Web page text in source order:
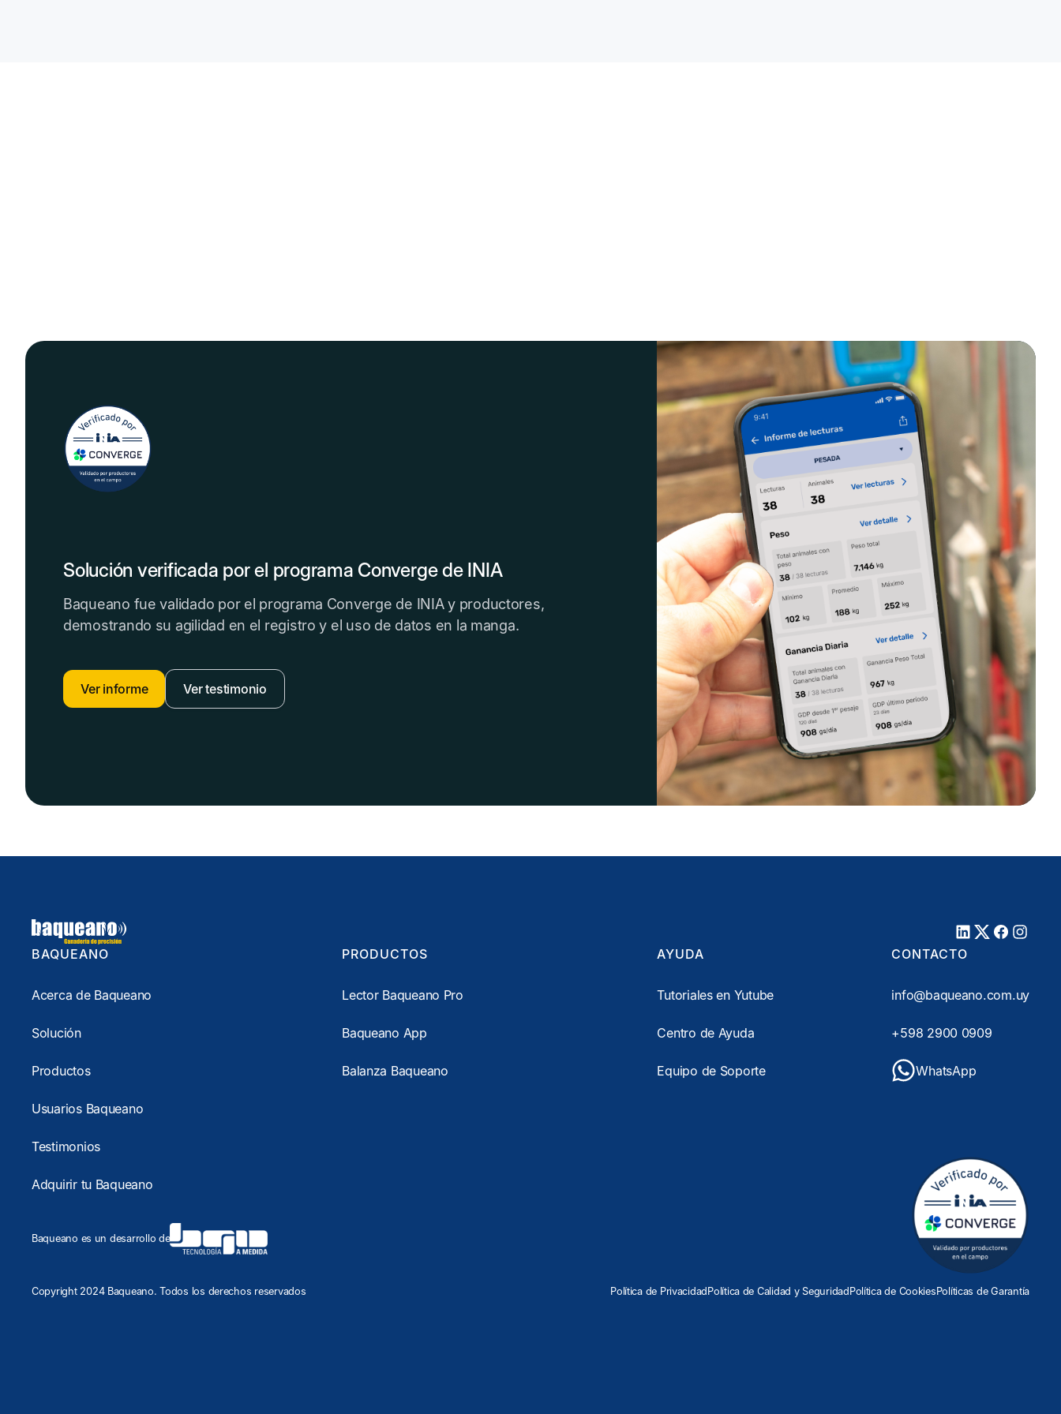
Solución verificada por el programa Converge de INIA
Baqueano fue validado por el programa Converge de INIA y productores,
demostrando su agilidad en el registro y el uso de datos en la manga.
Ver informe Ver testimonio
BAQUEANO
Acerca de Baqueano
Solución
Productos
Usuarios Baqueano
Testimonios
Adquirir tu Baqueano
PRODUCTOS
Lector Baqueano Pro
Baqueano App
Balanza Baqueano
AYUDA
Tutoriales en Yutube
Centro de Ayuda
Equipo de Soporte
CONTACTO
info@baqueano.com.uy
+598 2900 0909
WhatsApp
Baqueano es un desarrollo de
Copyright 2024 Baqueano. Todos los derechos reservados Política de Privacidad Política de Calidad y Seguridad Política de Cookies Políticas de Garantía